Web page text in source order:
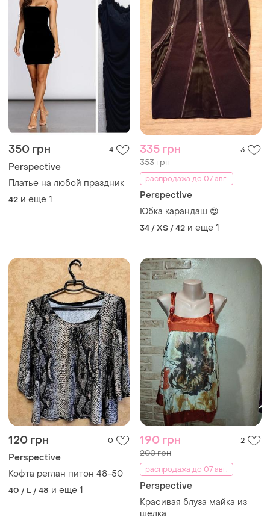
350 грн 4
Perspective
Платье на любой праздник
42 и еще 1
335 грн 3
353 грн
распродажа до 07 авг.
Perspective
Юбка карандаш 😍
34 / XS / 42 и еще 1
120 грн 0
Perspective
Кофта реглан питон 48-50
40 / L / 48 и еще 1
190 грн 2
200 грн
распродажа до 07 авг.
Perspective
Красивая блуза майка из
шелка